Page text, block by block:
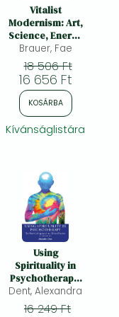
Vitalist
Modernism: Art,
Science, Energy
and Creative
Evolution
Brauer, Fae
18 506 Ft
16 656 Ft
KOSÁRBA
Kívánságlistára
Using
Spirituality in
Psychotherapy:
The Heart Led
Approach to
Dent, Alexandra
16 249 Ft